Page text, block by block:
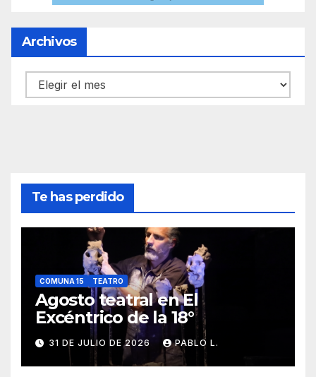
Archivos
Archivos
Te has perdido
COMUNA 15 TEATRO
Agosto teatral en El
Excéntrico de la 18°
31 DE JULIO DE 2026 PABLO L.